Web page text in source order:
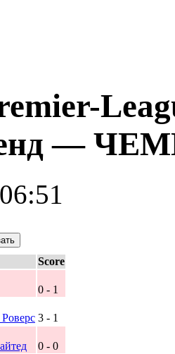
—
Score
0 - 1
3 - 1
0 - 0